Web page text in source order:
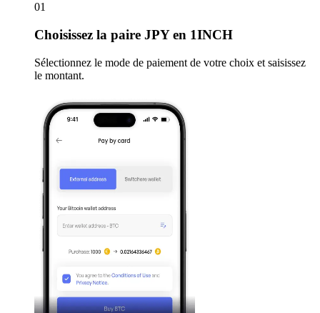
01
Choisissez la paire JPY en 1INCH
Sélectionnez le mode de paiement de votre choix et saisissez
le montant.